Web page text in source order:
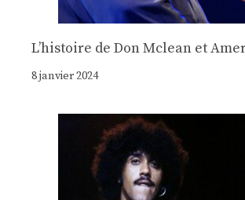
Lʼhistoire de Don Mclean et
8 janvier 2024